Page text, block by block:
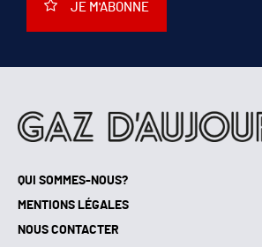
QUI SOMMES-NOUS?
MENTIONS LÉGALES
NOUS CONTACTER
JE M'ABONNE